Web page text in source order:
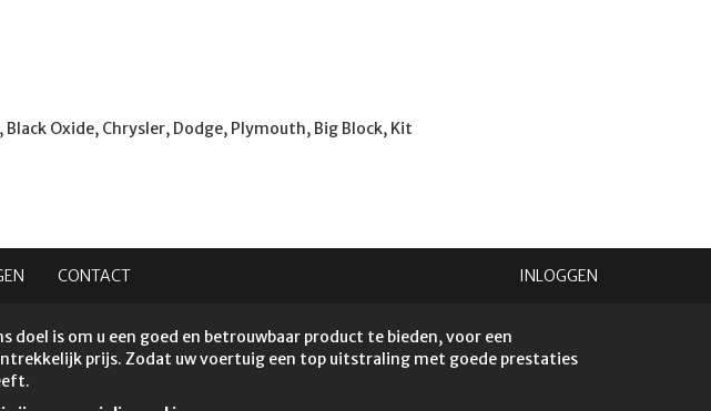
Oxide, Chrysler, Dodge, Plymouth, Big Block, Kit
CONTACT INLOGGEN
doel is om u een goed en betrouwbaar product te bieden, voor een
prijs. Zodat uw voertuig een top uitstraling met goede prestaties